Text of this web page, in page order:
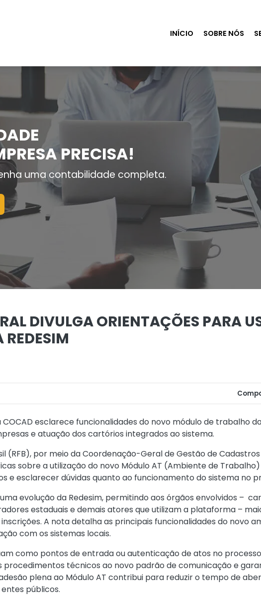
INÍCIO SOBRE NÓS
PRECISA!
uma contabilidade completa.
DIVULGA ORIENTAÇÕES PARA
COCAD esclarece funcionalidades do novo módulo de trabalho
e atuação dos cartórios integrados ao sistema.
(RFB), por meio da Coordenação-Geral de Gestão de
sobre a utilização do novo Módulo AT (Ambiente de
e esclarecer dúvidas quanto ao funcionamento do sistema no
evolução da Redesim, permitindo aos órgãos envolvidos –
estaduais e demais atores que utilizam a plataforma –
A nota detalha as principais funcionalidades do novo
com os sistemas locais.
como pontos de entrada ou autenticação de atos no
procedimentos técnicos ao novo padrão de comunicação e
plena ao Módulo AT contribui para reduzir o tempo de
públicos.